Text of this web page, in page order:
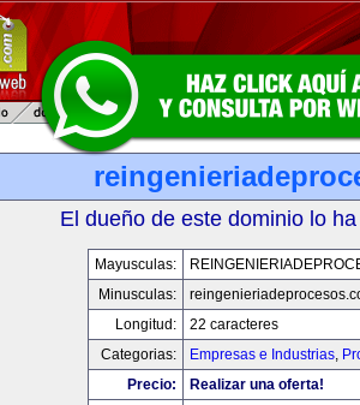
El dueño de este dominio lo
Mayusculas:
Minusculas:
Longitud:
22 caracteres
Categorias:
Empresas e Industrias,
Precio:
Realizar una oferta!